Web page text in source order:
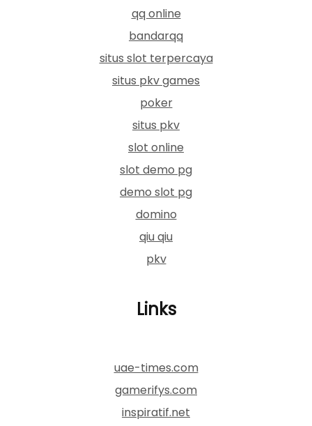
qq online
bandarqq
situs slot terpercaya
situs pkv games
poker
situs pkv
slot online
slot demo pg
demo slot pg
domino
qiu qiu
pkv
Links
uae-times.com
gamerifys.com
inspiratif.net